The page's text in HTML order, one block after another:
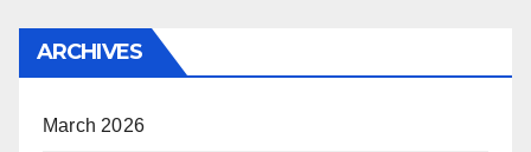
ARCHIVES
March 2026